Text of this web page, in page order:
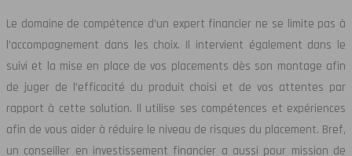
Le domaine de compétence d’un expert financier ne se limite pas à
l’accompagnement dans les choix. Il intervient également dans le
suivi et la mise en place de vos placements dès son montage afin
de juger de l’efficacité du produit choisi et de vos attentes par
rapport à cette solution. Il utilise ses compétences et expériences
afin de vous aider à réduire le niveau de risques du placement. Bref,
un conseiller en investissement financier a aussi pour mission de